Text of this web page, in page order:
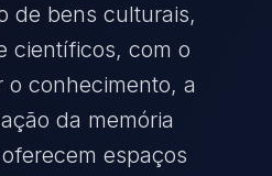
de bens culturais,
científicos, com o
o conhecimento, a
da memória
espaços